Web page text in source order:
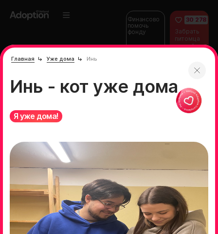
Финансово
помочь
фонду
30 278
Забрать
питомца
домой
Главная Уже дома Инь
Инь - кот уже дома
Я уже дома!